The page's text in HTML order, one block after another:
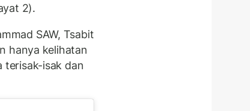
2).
SAW, Tsabit
hanya kelihatan
terisak-isak dan